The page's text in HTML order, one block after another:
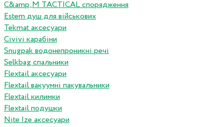
C&amp;M TACTICAL спорядження
Estem душ для військових
Tekmat аксесуари
Сivivi карабіни
Snugpak водонепроникні речі
Selkbag спальники
Flextail аксесуари
Flextail вакуумні пакувальники
Flextail килимки
Flextail подушки
Nite Ize аксесуари